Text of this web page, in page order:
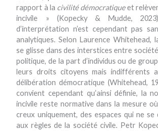
rapport à la civilité démocratiqueet
incivile » (Kopecky & Mudde,
d’interprétation n’est cependant pas
analytiques. Selon Laurence Whitehead,
se glisse dans des interstices entre
politique, de la part d’individus ou de
leurs droits citoyens mais indifférents
délibération démocratique (Whitehead,
convient cependant qu’ainsi définie, la
incivile reste normative dans la mesure
creux uniquement, des espaces qui ne
aux règles de la société civile. Petr